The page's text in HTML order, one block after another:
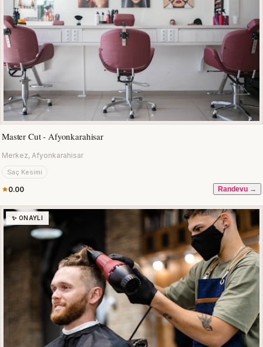
Master Cut - Afyonkarahisar
Merkez, Afyonkarahisar
Saç Kesimi
0.00 Randevu →
✨ ONAYLI